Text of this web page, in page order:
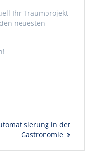
Ihr Traumprojekt
neuesten
in der
Gastronomie